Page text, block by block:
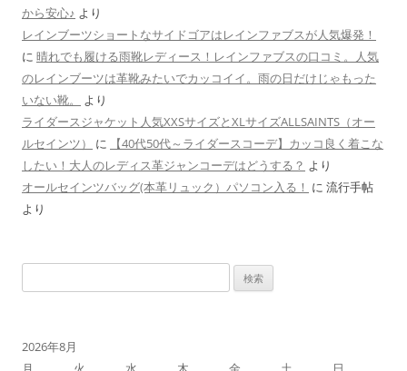
から安心♪ より
レインブーツショートなサイドゴアはレインファブスが人気爆発！
に 晴れでも履ける雨靴レディース！レインファブスの口コミ。人気
のレインブーツは革靴みたいでカッコイイ。雨の日だけじゃもった
いない靴。
より
ライダースジャケット人気XXSサイズとXLサイズALLSAINTS（オー
ルセインツ）
に
【40代50代～ライダースコーデ】カッコ良く着こな
したい！大人のレディス革ジャンコーデはどうする？ より
オールセインツバッグ(本革リュック）パソコン入る！ に 流行手帖
より
索
2026年8月